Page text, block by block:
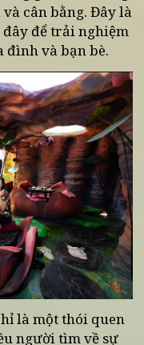
chay được chế
nhưng vẫn giữ
Điều này giúp
thần của mùa
gian nhà
và cân bằng. Đây
đây để trải
đình và bạn bè.